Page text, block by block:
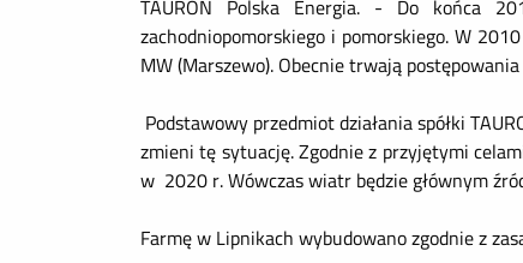
TAURON Polska Energia. - Do końca
zachodniopomorskiego i pomorskiego.W 2010
MW (Marszewo). Obecnie trwają
Podstawowy przedmiot działania spółki
zmieni tę sytuację. Zgodnie z przyjętymi
w 2020 r. Wówczas wiatr będzie głównym
Farmę w Lipnikach wybudowano zgodnie z